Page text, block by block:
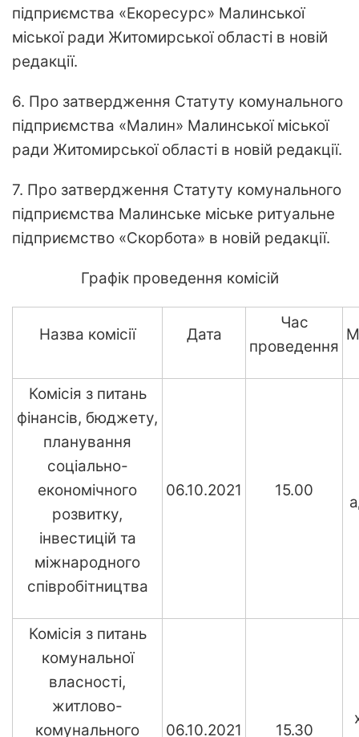
підприємства «Екоресурс» Малинської
міської ради Житомирської області в новій
редакції.
6. Про затвердження Статуту комунального
підприємства «Малин» Малинської міської
ради Житомирської області в новій редакції.
7. Про затвердження Статуту комунального
підприємства Малинське міське ритуальне
підприємство «Скорбота» в новій редакції.
Графік проведення комісій
Назва комісії Дата
Час
проведення
Комісія з питань
фінансів, бюджету,
планування
соціально-
економічного
розвитку,
інвестицій та
міжнародного
співробітництва
06.10.2021 15.00
Комісія з питань
комунальної
власності,
житлово-
комунального
06.10.2021 15.30